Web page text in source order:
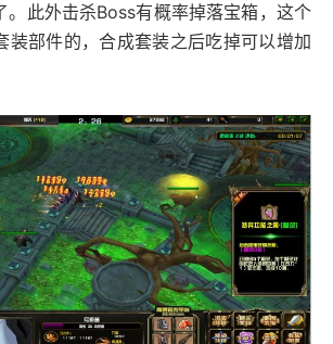
。此外击杀Boss有概率掉落宝箱，这个
装部件的，合成套装之后吃掉可以增加